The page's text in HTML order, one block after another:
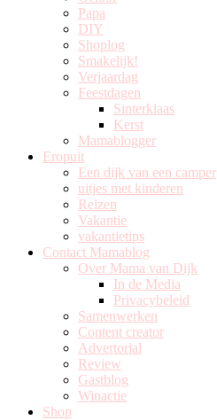
Papa
DIY
Shoplog
Smakelijk!
Verjaardag
Feestdagen
Sinterklaas
Kerst
Mamablogger
Eropuit
Een dijk van een camper
uitjes met kinderen
Reizen
Vakantie
vakantietips
Contact Mamablog
Over Mama van Dijk
In de Media
Privacybeleid
Samenwerken
Content creator
Advertorial
Review
Gastblog
Winactie
Shop